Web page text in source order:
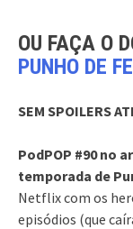
OU FAÇA O
PUNHO DE
SEM SPOILERS
PodPOP #90 no
temporada de
Netflix com os
episódios (que